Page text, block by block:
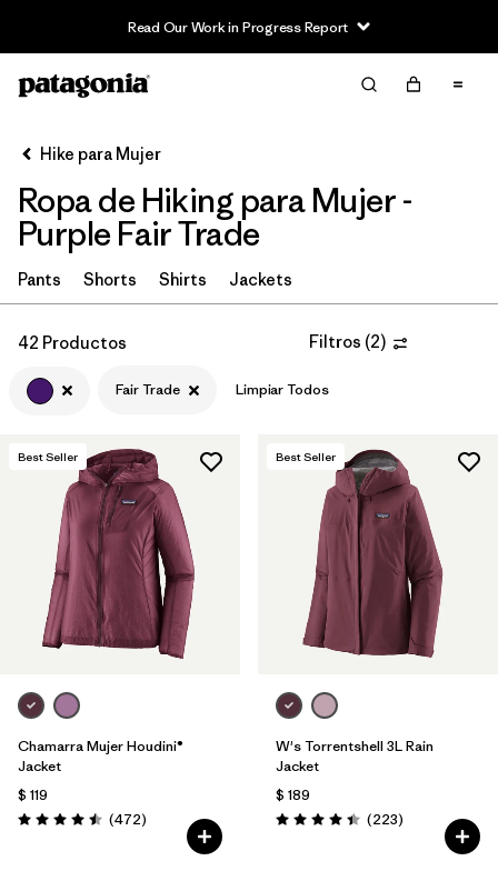
Read Our Work in Progress Report
Filter & Sort Limpiar Todos
Ordenar Por
Filtrar por
Category
Filtrar por
Price
Filtrar por
Features & Processes
Filtrar por
Materials & Fabric
Filtrar por
Product Family
Filtrar por
Volume
Filtrar por
Gender
Filtrar por
Size
Hike para Mujer
Ropa de Hiking para Mujer -
Purple Fair Trade
Pants Shorts Shirts Jackets
42 Productos Filtros (2)
Fair Trade Limpiar Todos
Best Seller
Chamarra Mujer Houdini®
Jacket
$ 119
Valoración: 4.5 / 5
(472Comentarios
)
Best Seller
W's Torrentshell 3L Rain
Jacket
$ 189
Valoración: 4.4 / 5
(223Comentarios
)